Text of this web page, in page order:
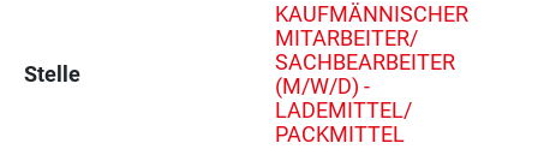
Stelle
KAUFMÄNNISCHER
MITARBEITER/
SACHBEARBEITER
(M/W/D) -
LADEMITTEL/
PACKMITTEL